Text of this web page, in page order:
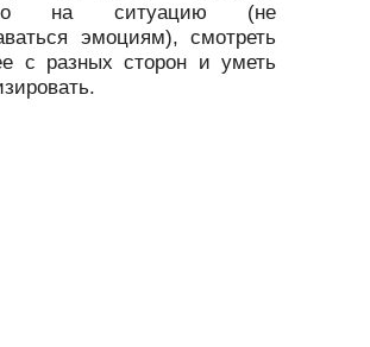
на ситуацию (не
эмоциям), смотреть
с разных сторон и уметь